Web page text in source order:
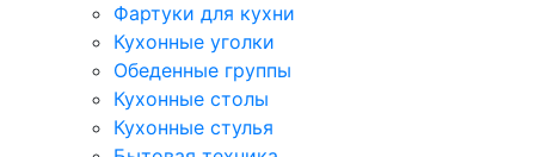
Фартуки для кухни
Кухонные уголки
Обеденные группы
Кухонные столы
Кухонные стулья